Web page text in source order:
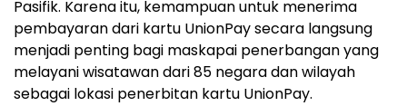
Pasifik. Karena itu, kemampuan untuk menerima
pembayaran dari kartu UnionPay secara langsung
menjadi penting bagi maskapai penerbangan yang
melayani wisatawan dari 85 negara dan wilayah
sebagai lokasi penerbitan kartu UnionPay.